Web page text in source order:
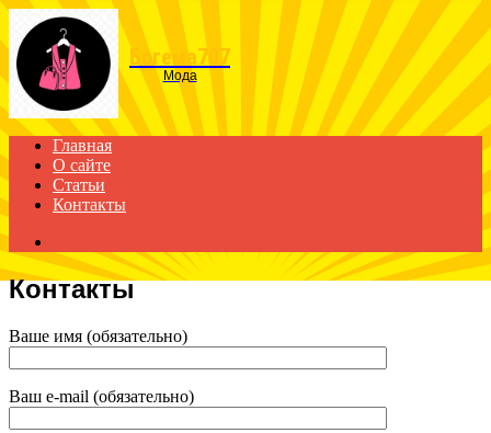
Menu
Богема707
Мода
Главная
О сайте
Статьи
Контакты
for
Контакты
Ваше имя (обязательно)
Ваш e-mail (обязательно)